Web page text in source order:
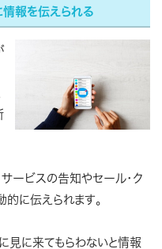
情報を伝えられる
ービスの告知やセール・ク
に伝えられます。
見に来てもらわないと情報